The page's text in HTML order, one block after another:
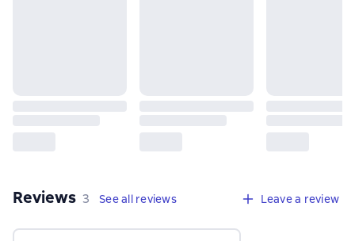
Reviews 3 reviews
3 See all reviews Leave a review